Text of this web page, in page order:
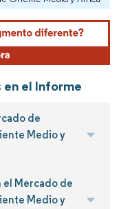
en el Informe
de
Medio y
el Mercado de
Medio y